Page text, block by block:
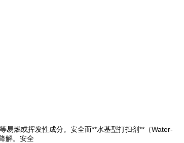
易燃或挥发性成分。安全而**水基型打扫剂**（Water-
解。安全